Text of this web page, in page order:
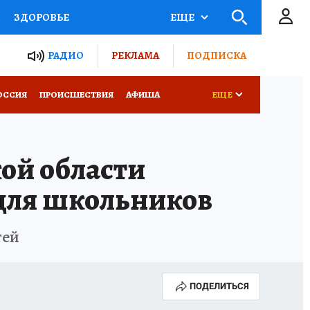
ЗДОРОВЬЕ
РОССИИ
ПОТРЕБИТЕЛЯ
ЕЩЕ
РАДИО РЕКЛАМА ПОДПИСКА
ПРОИСШЕСТВИЯ АФИША ЕЩЕ
области
школьников
ПОДЕЛИТЬСЯ